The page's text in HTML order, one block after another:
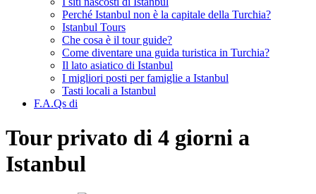
Perché Istanbul non è la capitale della Turchia?
Istanbul Tours
Che cosa è il tour guide?
Come diventare una guida turistica in Turchia?
Il lato asiatico di Istanbul
I migliori posti per famiglie a Istanbul
Tasti locali a Istanbul
F.A.Qs di
Tour privato di 4 giorni a
Istanbul